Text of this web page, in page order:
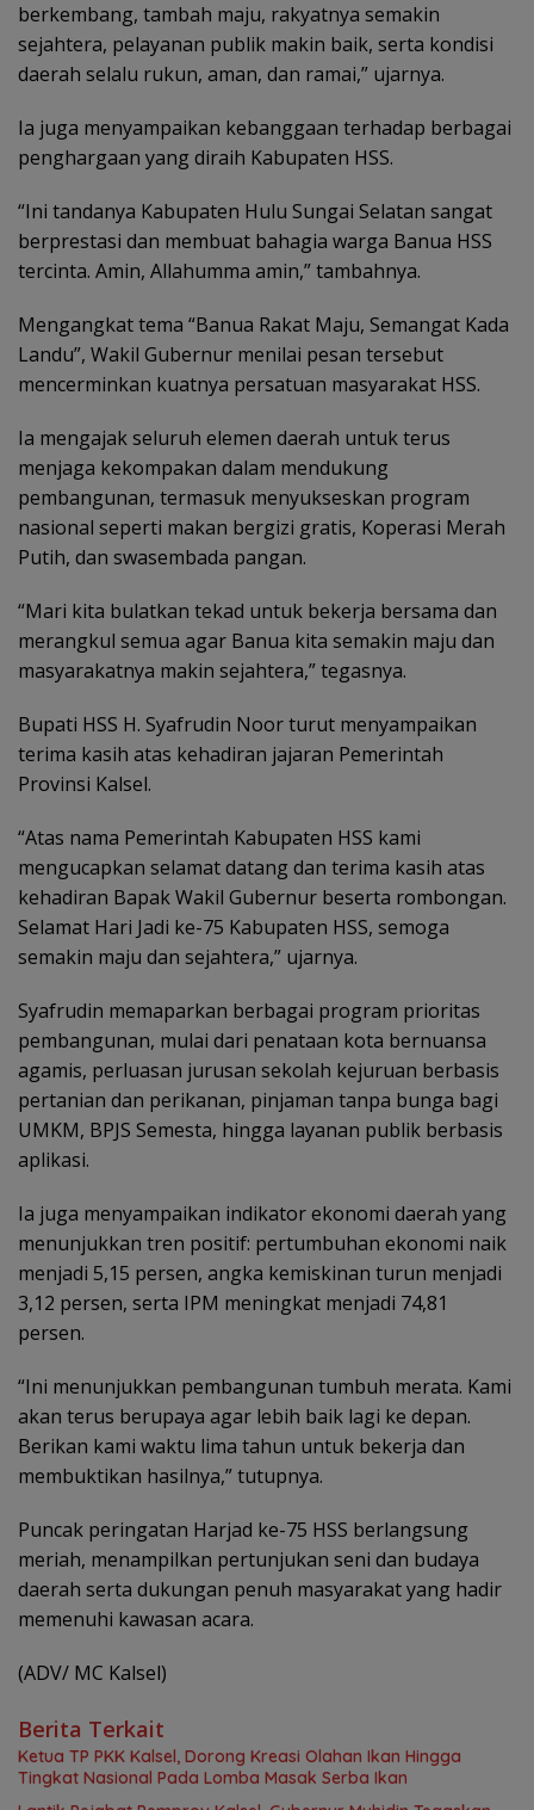
berkembang, tambah maju, rakyatnya semakin
sejahtera, pelayanan publik makin baik, serta kondisi
daerah selalu rukun, aman, dan ramai,” ujarnya.
Ia juga menyampaikan kebanggaan terhadap berbagai
penghargaan yang diraih Kabupaten HSS.
“Ini tandanya Kabupaten Hulu Sungai Selatan sangat
berprestasi dan membuat bahagia warga Banua HSS
tercinta. Amin, Allahumma amin,” tambahnya.
Mengangkat tema “Banua Rakat Maju, Semangat Kada
Landu”, Wakil Gubernur menilai pesan tersebut
mencerminkan kuatnya persatuan masyarakat HSS.
Ia mengajak seluruh elemen daerah untuk terus
menjaga kekompakan dalam mendukung
pembangunan, termasuk menyukseskan program
nasional seperti makan bergizi gratis, Koperasi Merah
Putih, dan swasembada pangan.
“Mari kita bulatkan tekad untuk bekerja bersama dan
merangkul semua agar Banua kita semakin maju dan
masyarakatnya makin sejahtera,” tegasnya.
Bupati HSS H. Syafrudin Noor turut menyampaikan
terima kasih atas kehadiran jajaran Pemerintah
Provinsi Kalsel.
“Atas nama Pemerintah Kabupaten HSS kami
mengucapkan selamat datang dan terima kasih atas
kehadiran Bapak Wakil Gubernur beserta rombongan.
Selamat Hari Jadi ke-75 Kabupaten HSS, semoga
semakin maju dan sejahtera,” ujarnya.
Syafrudin memaparkan berbagai program prioritas
pembangunan, mulai dari penataan kota bernuansa
agamis, perluasan jurusan sekolah kejuruan berbasis
pertanian dan perikanan, pinjaman tanpa bunga bagi
UMKM, BPJS Semesta, hingga layanan publik berbasis
aplikasi.
Ia juga menyampaikan indikator ekonomi daerah yang
menunjukkan tren positif: pertumbuhan ekonomi naik
menjadi 5,15 persen, angka kemiskinan turun menjadi
3,12 persen, serta IPM meningkat menjadi 74,81
persen.
“Ini menunjukkan pembangunan tumbuh merata. Kami
akan terus berupaya agar lebih baik lagi ke depan.
Berikan kami waktu lima tahun untuk bekerja dan
membuktikan hasilnya,” tutupnya.
Puncak peringatan Harjad ke-75 HSS berlangsung
meriah, menampilkan pertunjukan seni dan budaya
daerah serta dukungan penuh masyarakat yang hadir
memenuhi kawasan acara.
(ADV/ MC Kalsel)
Berita Terkait
Ketua TP PKK Kalsel, Dorong Kreasi Olahan Ikan Hingga
Tingkat Nasional Pada Lomba Masak Serba Ikan